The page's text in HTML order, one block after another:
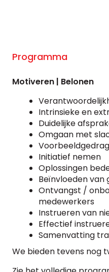
Programma
Motiveren | Belonen
Intrinsieke en
Duidelijke
Omgaan met
Initiatief nemen
Oplossingen
Beïnvloeden
Ontvangst /
medewerkers
Instrueren van
Effectief
Samenvatting
We bieden tevens nog